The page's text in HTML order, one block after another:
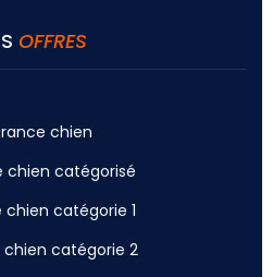
OFFRES
chien
chien catégorisé
chien catégorie 1
chien catégorie 2